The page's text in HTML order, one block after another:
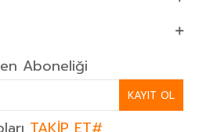
Aboneliği
KAYIT OL